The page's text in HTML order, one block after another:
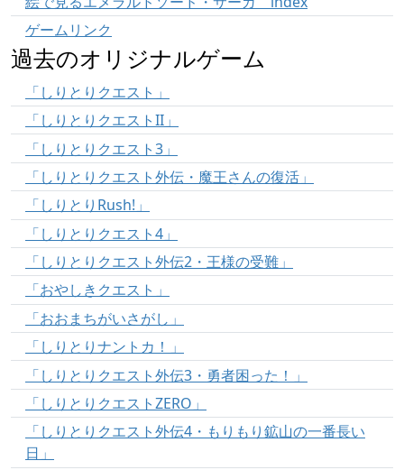
ゲームリンク
過去のオリジナルゲーム
「しりとりクエスト」
「しりとりクエストII」
「しりとりクエスト3」
「しりとりクエスト外伝・魔王さんの復活」
「しりとりRush!」
「しりとりクエスト4」
「しりとりクエスト外伝2・王様の受難」
「おやしきクエスト」
「おおまちがいさがし」
「しりとりナントカ！」
「しりとりクエスト外伝3・勇者困った！」
「しりとりクエストZERO」
「しりとりクエスト外伝4・もりもり鉱山の一番長い
日」